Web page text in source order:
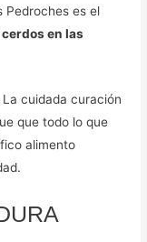
Pedroches es el
cerdos en las
cuidada curación
que todo lo que
alimento